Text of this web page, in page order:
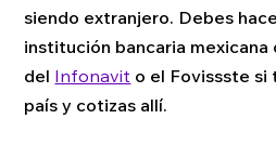
siendo extranjero. Debes
institución bancaria
del Infonavit o el Fovissste si
país y cotizas allí.